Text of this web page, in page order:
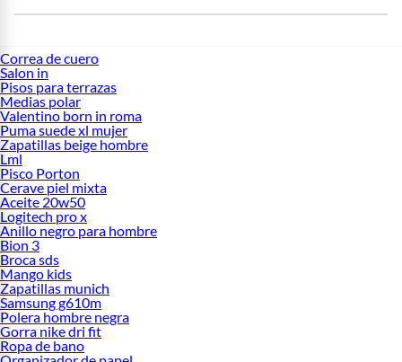
Correa de cuero
Salon in
Pisos para terrazas
Medias polar
Valentino born in roma
Puma suede xl mujer
Zapatillas beige hombre
Lml
Pisco Porton
Cerave piel mixta
Aceite 20w50
Logitech pro x
Anillo negro para hombre
Bion 3
Broca sds
Mango kids
Zapatillas munich
Samsung g610m
Polera hombre negra
Gorra nike dri fit
Ropa de bano